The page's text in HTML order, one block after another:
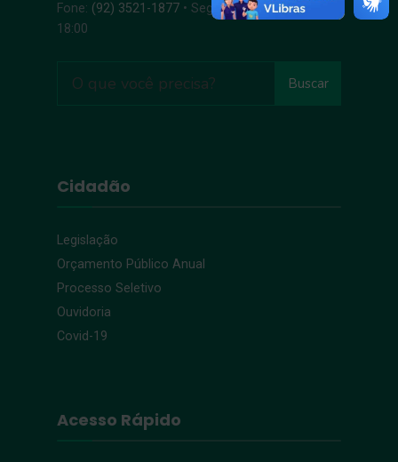
Fone: (92) 3521-1877 • Segunda-Sexta, 8:00 –
18:00
Buscar
Cidadão
Legislação
Orçamento Público Anual
Processo Seletivo
Ouvidoria
Covid-19
Acesso Rápido